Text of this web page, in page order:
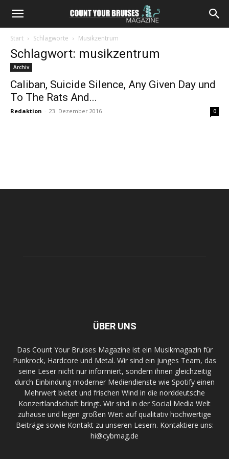
Start Schlagworte Musikzentrum
Schlagwort: musikzentrum
Archiv
Caliban, Suicide Silence, Any Given Day und
To The Rats And...
Redaktion - 23. Dezember 2016 0
ÜBER UNS
Das Count Your Bruises Magazine ist ein Musikmagazin für
Punkrock, Hardcore und Metal. Wir sind ein junges Team, das
seine Leser nicht nur informiert, sondern ihnen gleichzeitig
durch Einbindung moderner Mediendienste wie Spotify einen
Mehrwert bietet und frischen Wind in die norddeutsche
Konzertlandschaft bringt. Wir sind in der Social Media Welt
zuhause und legen großen Wert auf qualitativ hochwertige
Beiträge sowie Kontakt zu unseren Lesern. Kontaktiere uns:
hi@cybmag.de